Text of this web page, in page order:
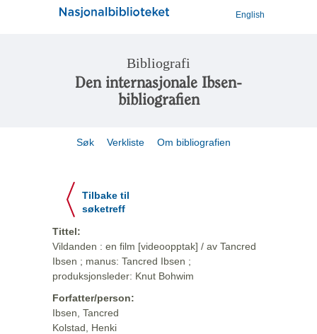
English
Bibliografi
Den internasjonale Ibsen-
bibliografien
Søk Verkliste Om bibliografien
Tilbake til
søketreff
Tittel:
Vildanden : en film [videoopptak] / av Tancred
Ibsen ; manus: Tancred Ibsen ;
produksjonsleder: Knut Bohwim
Forfatter/person:
Ibsen, Tancred
Kolstad, Henki